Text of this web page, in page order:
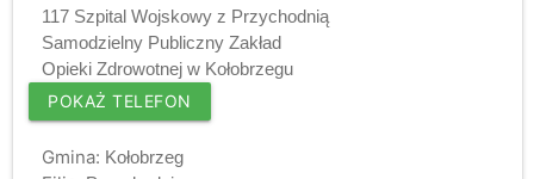
117 Szpital Wojskowy z Przychodnią
Samodzielny Publiczny Zakład
Opieki Zdrowotnej w Kołobrzegu
POKAŻ TELEFON
Gmina: Kołobrzeg